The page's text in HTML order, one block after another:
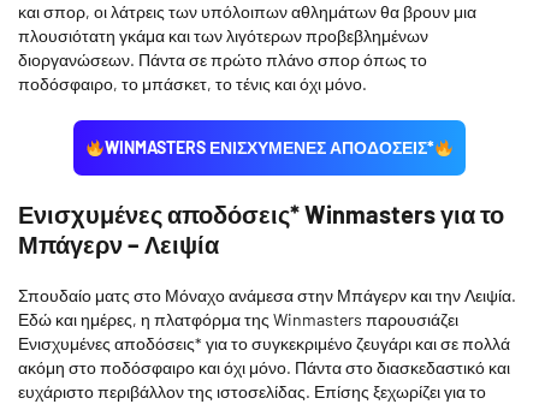
και σπορ, οι λάτρεις των υπόλοιπων αθλημάτων θα βρουν μια
πλουσιότατη γκάμα και των λιγότερων προβεβλημένων
διοργανώσεων. Πάντα σε πρώτο πλάνο σπορ όπως το
ποδόσφαιρο, το μπάσκετ, το τένις και όχι μόνο.
WINMASTERS ΕΝΙΣΧΥΜΕΝΕΣ ΑΠΟΔΟΣΕΙΣ*
Ενισχυμένες αποδόσεις* Winmasters για το
Μπάγερν – Λειψία
Σπουδαίο ματς στο Μόναχο ανάμεσα στην Μπάγερν και την Λειψία.
Εδώ και ημέρες, η πλατφόρμα της Winmasters παρουσιάζει
Ενισχυμένες αποδόσεις* για το συγκεκριμένο ζευγάρι και σε πολλά
ακόμη στο ποδόσφαιρο και όχι μόνο. Πάντα στο διασκεδαστικό και
ευχάριστο περιβάλλον της ιστοσελίδας. Επίσης ξεχωρίζει για το